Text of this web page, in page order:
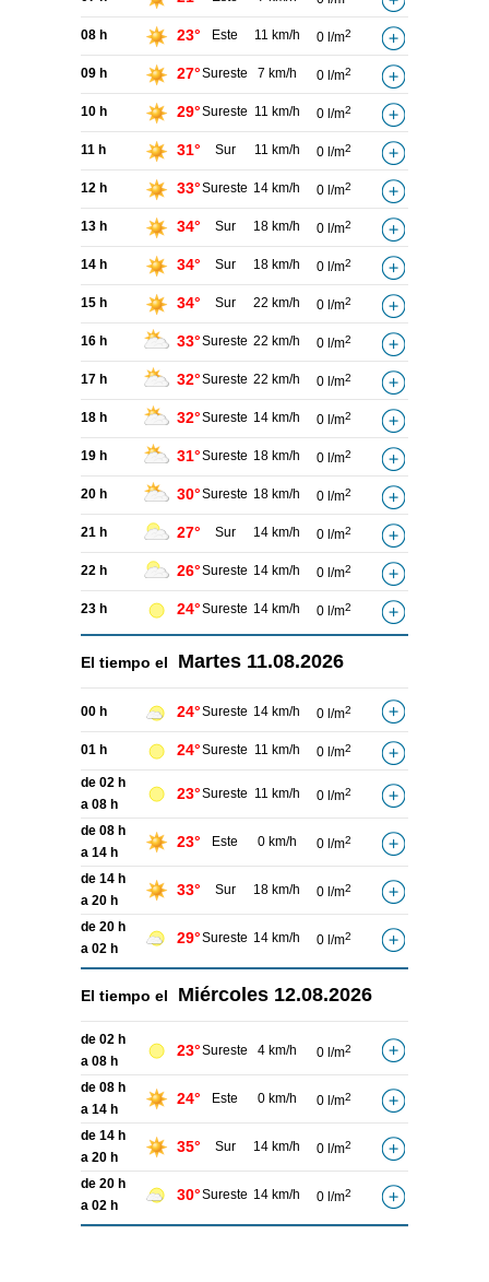
08 h 23° Este 11 km/h 0 l/m2
09 h 27°Sureste 7 km/h 0 l/m2
10 h 29°Sureste 11 km/h 0 l/m2
11 h 31° Sur 11 km/h 0 l/m2
12 h 33°Sureste 14 km/h 0 l/m2
13 h 34° Sur 18 km/h 0 l/m2
14 h 34° Sur 18 km/h 0 l/m2
15 h 34° Sur 22 km/h 0 l/m2
16 h 33°Sureste 22 km/h 0 l/m2
17 h 32°Sureste 22 km/h 0 l/m2
18 h 32°Sureste 14 km/h 0 l/m2
19 h 31°Sureste 18 km/h 0 l/m2
20 h 30°Sureste 18 km/h 0 l/m2
21 h 27° Sur 14 km/h 0 l/m2
22 h 26°Sureste 14 km/h 0 l/m2
23 h 24°Sureste 14 km/h 0 l/m2
El tiempo el Martes 11.08.2026
00 h 24°Sureste 14 km/h 0 l/m2
01 h 24°Sureste 11 km/h 0 l/m2
de 02 h
a 08 h
23°Sureste 11 km/h 0 l/m2
de 08 h
a 14 h
23° Este 0 km/h 0 l/m2
de 14 h
a 20 h
33° Sur 18 km/h 0 l/m2
de 20 h
a 02 h
29°Sureste 14 km/h 0 l/m2
El tiempo el Miércoles 12.08.2026
de 02 h
a 08 h
23°Sureste 4 km/h 0 l/m2
de 08 h
a 14 h
24° Este 0 km/h 0 l/m2
de 14 h
a 20 h
35° Sur 14 km/h 0 l/m2
de 20 h
a 02 h
30°Sureste 14 km/h 0 l/m2